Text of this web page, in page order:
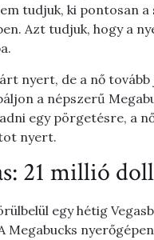
tudjuk, ki pontosan a
Azt tudjuk, hogy a
nyert, de a nő
a népszerű
egy pörgetésre, a
nyert.
21 millió
egy hétig
Megabucks